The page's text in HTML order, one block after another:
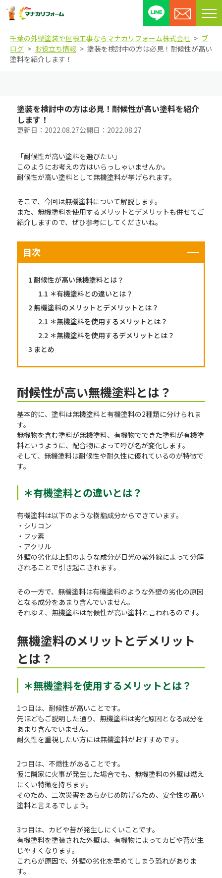
メ
ニ
ー
千葉の外壁塗装や屋根工事ならマナカリフォーム株式会社
ブ
ログ
お役立ち情報
塗装を検討中の方は必見！耐候性が高い
塗料を紹介します！
塗装を検討中の方は必見！耐候性が高い塗料を紹介
します！
更新日： 2022.08.27公開日： 2022.08.27
「耐候性が高い塗料を選びたい」
このようにお考えの方はいらっしゃいませんか。
耐候性が高い塗料として無機塗料が挙げられます。
そこで、今回は無機塗料について解説します。
また、無機塗料を使用するメリットとデメリットも併せてご
紹介しますので、ぜひ参考にしてくださいね。
目次
1 耐候性が高い無機塗料とは？
1.1 ＊有機塗料との違いとは？
2 無機塗料のメリットとデメリットとは？
2.1 ＊無機塗料を使用するメリットとは？
2.2 ＊無機塗料を使用するデメリットとは？
3 まとめ
耐候性が高い無機塗料とは？
基本的に、塗料は無機塗料と有機塗料の2種類に分けられま
す。
無機物を含む塗料が無機塗料、有機物でできた塗料が有機塗
料というように、配合物によって呼び名が変化します。
そして、無機塗料は耐候性や耐久性に優れているのが特徴で
す。
＊有機塗料との違いとは？
有機塗料は以下のような樹脂成分からできています。
・シリコン
・フッ素
・アクリル
外壁の劣化は上記のような成分が日光の紫外線によって分解
されることで引き起こされます。
その一方で、無機塗料は有機塗料のような外壁の劣化の原因
となる成分をあまり含んでいません。
それゆえ、無機塗料は耐候性が高い塗料と言われるのです。
無機塗料のメリットとデメリット
とは？
＊無機塗料を使用するメリットとは？
1つ目は、耐候性が高いことです。
先ほどもご説明した通り、無機塗料は劣化原因となる成分を
あまり含んでいません。
耐久性を重視したい方には無機塗料がおすすめです。
2つ目は、不燃性があることです。
仮に隣家に火事が発生した場合でも、無機塗料の外壁は燃え
にくい特徴を持ちます。
そのため、二次災害をあらかじめ防げるため、安全性の高い
塗料と言えるでしょう。
3つ目は、カビや苔が発生しにくいことです。
有機塗料を塗装された外壁は、有機物によってカビや苔が生
じやすくなります。
これらが原因で、外壁の劣化を早めてしまう恐れがありま
す。